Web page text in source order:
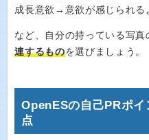
成長意欲→意欲が感じられる
など、自分の持っている写真
連するものを選びましょう。
OpenESの自己PRポ
点